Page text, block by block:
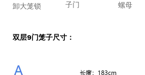
卸大笼锁
子门
螺母
双层9门笼子尺寸：